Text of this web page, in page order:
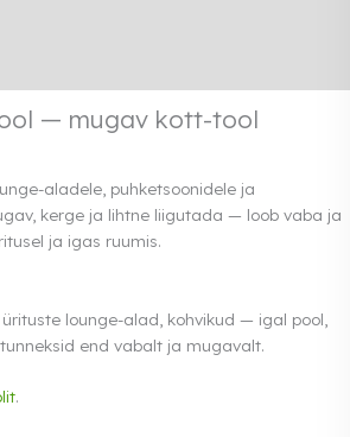
— mugav kott-tool
aladele, puhketsoonidele ja
kerge ja lihtne liigutada — loob vaba ja
ja igas ruumis.
lounge-alad, kohvikud — igal pool,
end vabalt ja mugavalt.
.